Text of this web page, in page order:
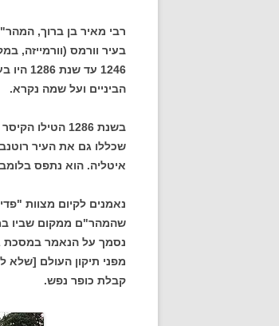
1246
הביניים ועל שמה נקרא.
שכללו גם את העיר
איטליה. הוא נתפס
נאמנים לקיום מצוות
שהמהר"ם ממקום שביו
נסמך על הנאמר במסכת
מפני תיקון העולם
קבלת כופר נפש.